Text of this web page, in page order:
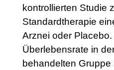
kontrollierten Studie
Standardtherapie
Arznei oder
Überlebensrate in
behandelten